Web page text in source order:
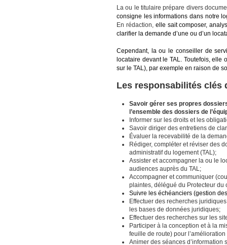
La ou le titulaire prépare divers
consigne les informations dans notre
En rédaction, elle sait composer,
clarifier la demande d’une ou d’un
Cependant, la ou le conseiller de
locataire devant le TAL. Toutefois,
sur le TAL), par exemple en raison de
Les responsabilités clés
Savoir gérer ses propres
l’ensemble des dossiers de
Informer sur les droits et les
Savoir diriger des entretiens de
Évaluer la recevabilité de la
Rédiger, compléter et réviser des
administratif du logement (TAL);
Assister et accompagner la ou le
audiences auprès du TAL;
Accompagner et communiquer
plaintes, délégué du Protecteur du
Suivre les échéanciers (gestion
Effectuer des recherches
les bases de données juridiques;
Effectuer des recherches sur les
Participer à la conception et à la
feuille de route) pour
Animer des séances d’information